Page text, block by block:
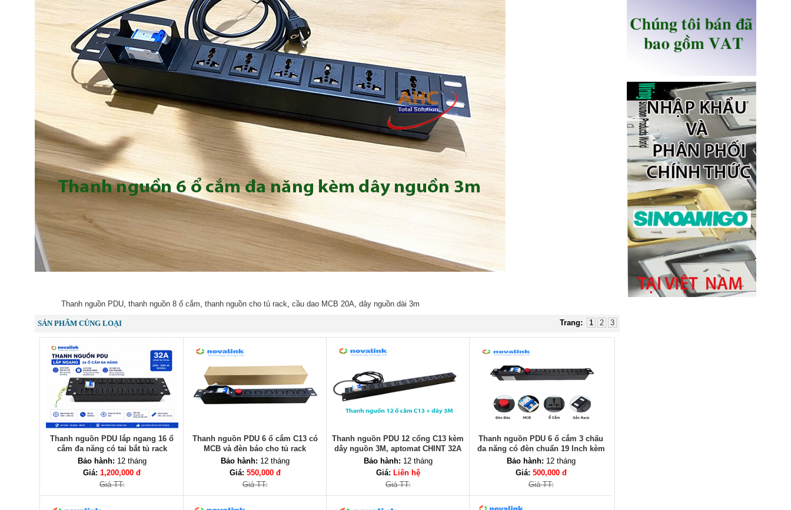
Thanh nguồn PDU, thanh nguồn 8 ổ cắm, thanh nguồn cho tủ rack, cầu dao MCB 20A, dây nguồn dài 3m
Trang: 1 2 3
SẢN PHẨM CÙNG LOẠI
Thanh nguồn PDU lắp ngang 16 ổ
cắm đa năng có tai bắt tủ rack
Bảo hành: 12 tháng
Giá: 1,200,000 đ
Giá TT:
Thanh nguồn PDU 6 ổ cắm C13 có
MCB và đèn báo cho tủ rack
Bảo hành: 12 tháng
Giá: 550,000 đ
Giá TT:
Thanh nguồn PDU 12 cổng C13 kèm
dây nguồn 3M, aptomat CHINT 32A
cho tủ rack
Bảo hành: 12 tháng
Giá: Liên hệ
Giá TT:
Thanh nguồn PDU 6 ổ cắm 3 chấu
đa năng có đèn chuẩn 19 Inch kèm
aptomat
Bảo hành: 12 tháng
Giá: 500,000 đ
Giá TT:
Ổ điện âm bàn đảo bếp có sạc
không dây 15W, USB-C -
Novalink KA-01
Giá: 2,650,000 VNĐ
Ổ cắm âm bàn đảo bếp nâng
hạ, tích hợp sạc không dây, loa
bluetooth Sinoamigo STP-
2AB/Pub+Qi
Giá: 4,600,000 VNĐ